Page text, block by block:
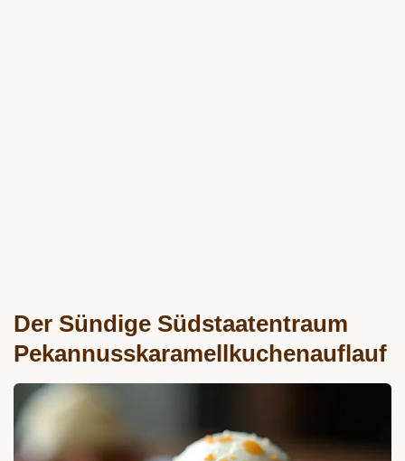
Der Sündige Südstaatentraum
Pekannusskaramellkuchenauflauf